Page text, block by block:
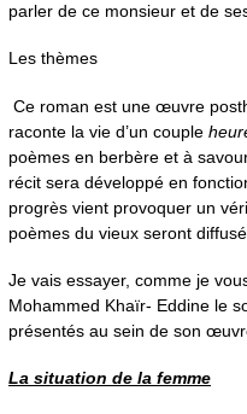
parler de ce monsieur et de
Les thèmes
Ce roman est une œuvre
raconte la vie d’un couple
poèmes en berbère et à
récit sera développé en
progrès vient provoquer un
poèmes du vieux seront
Je vais essayer, comme je
Mohammed Khaïr- Eddine le
présentés au sein de son
La situation de la femme